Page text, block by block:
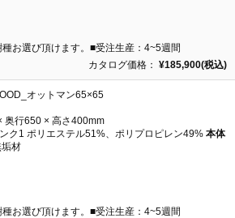
お選び頂けます。■受注生産：4~5週間
カタログ価格： ¥185,900(税込)
オットマン65×65
奥行650 × 高さ400mm
ク1 ポリエステル51%、ポリプロピレン49% 本体
材
お選び頂けます。■受注生産：4~5週間